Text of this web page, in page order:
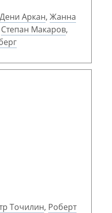
Дени Аркан, Жанна
Степан Макаров,
Точилин, Роберт